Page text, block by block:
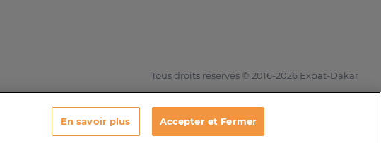
Tous droits réservés © 2016-2026 Expat-Dakar
En savoir plus Accepter et Fermer